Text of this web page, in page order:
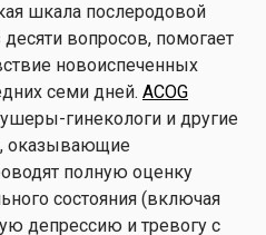
шкала послеродовой
вопросов, помогает
новоиспеченных
семи дней. ACOG
гинекологи и другие
оказывающие
полную оценку
состояния (включая
депрессию и тревогу с